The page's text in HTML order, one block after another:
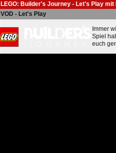
LEGO: Builder's Journey - Let's Play mit
VOD - Let's Play
Immer
Spiel
euch